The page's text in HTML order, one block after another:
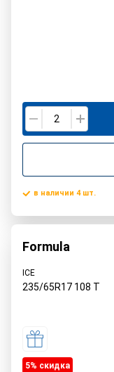
в наличии 4 шт.
Formula
ICE
235/65R17 108 T
5% cкидка